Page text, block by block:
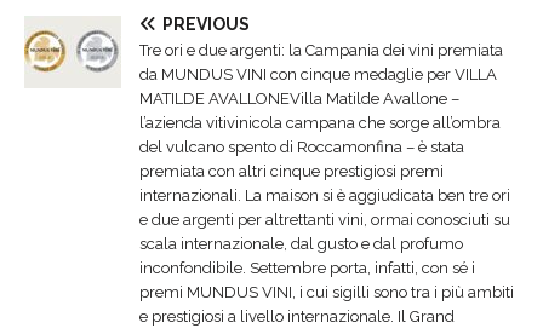
PREVIOUS
Tre ori e due argenti: la Campania dei vini premiata
da MUNDUS VINI con cinque medaglie per VILLA
MATILDE AVALLONEVilla Matilde Avallone –
l’azienda vitivinicola campana che sorge all’ombra
del vulcano spento di Roccamonfina – è stata
premiata con altri cinque prestigiosi premi
internazionali. La maison si è aggiudicata ben tre ori
e due argenti per altrettanti vini, ormai conosciuti su
scala internazionale, dal gusto e dal profumo
inconfondibile. Settembre porta, infatti, con sé i
premi MUNDUS VINI, i cui sigilli sono tra i più ambiti
e prestigiosi a livello internazionale. Il Grand